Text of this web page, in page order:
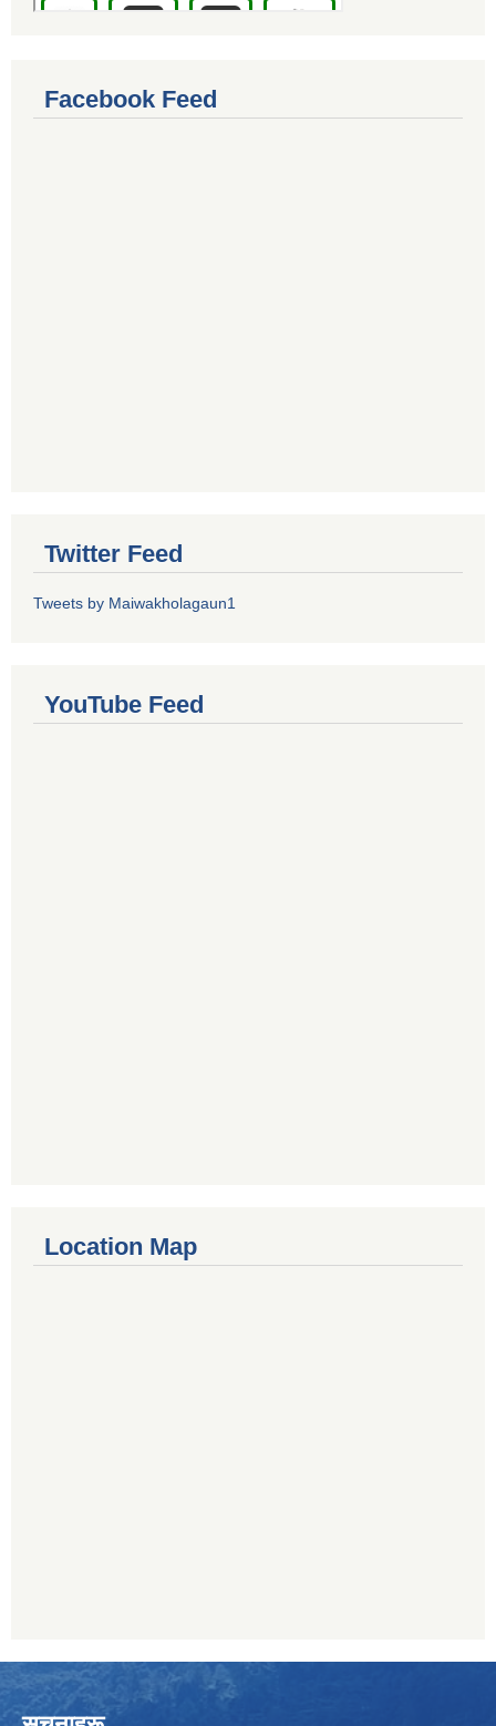
Facebook Feed
Twitter Feed
Tweets by Maiwakholagaun1
YouTube Feed
Location Map